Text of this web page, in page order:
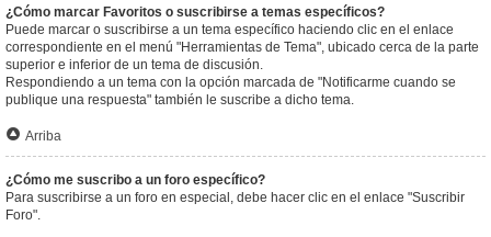
¿Cómo marcar Favoritos o suscribirse a temas específicos?
Puede marcar o suscribirse a un tema específico haciendo clic en el enlace
correspondiente en el menú "Herramientas de Tema", ubicado cerca de la parte
superior e inferior de un tema de discusión.
Respondiendo a un tema con la opción marcada de "Notificarme cuando se
publique una respuesta" también le suscribe a dicho tema.
Arriba
¿Cómo me suscribo a un foro específico?
Para suscribirse a un foro en especial, debe hacer clic en el enlace "Suscribir
Foro".